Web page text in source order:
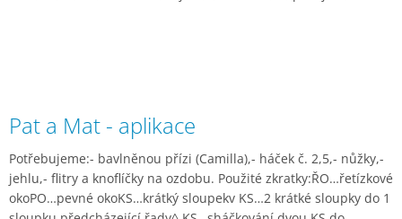
Pat a Mat - aplikace
Potřebujeme:- bavlněnou přízi (Camilla),- háček č. 2,5,- nůžky,-
jehlu,- flitry a knoflíčky na ozdobu. Použité zkratky:ŘO…řetízkové
okoPO…pevné okoKS…krátký sloupekv KS…2 krátké sloupky do 1